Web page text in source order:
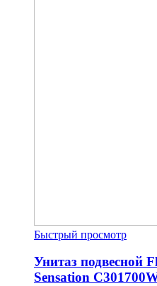
Быстрый просмотр
Унитаз подвесной
Sensation